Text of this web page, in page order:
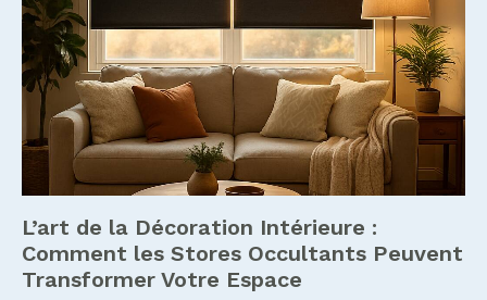
L’art de la Décoration Intérieure :
Comment les Stores Occultants Peuvent
Transformer Votre Espace